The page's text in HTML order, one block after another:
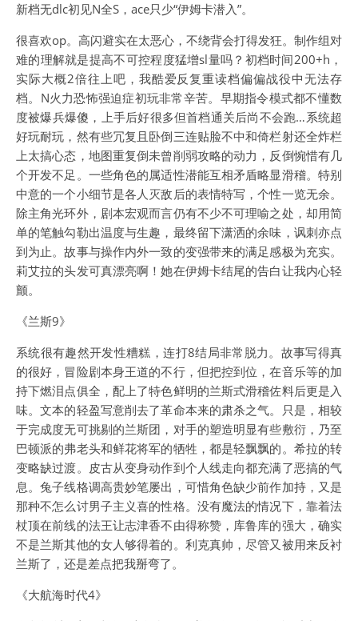
新档无dlc初见N全S，ace只少“伊姆卡潜入”。
很喜欢op。高闪避实在太恶心，不绕背会打得发狂。制作组对
难的理解就是提高不可控程度猛增sl量吗？初档时间200+h，
实际大概2倍往上吧，我酷爱反复重读档偏偏战役中无法存
档。N火力恐怖强迫症初玩非常辛苦。早期指令模式都不懂数
度被爆兵爆傻，上手后好很多但首档通关后尚不会跑…系统超
好玩耐玩，然有些冗复且卧倒三连贴脸不中和倚栏射还全炸栏
上太搞心态，地图重复倒未曾削弱攻略的动力，反倒惋惜有几
个开发不足。一些角色的属适性潜能互相矛盾略显滑稽。特别
中意的一个小细节是各人灭敌后的表情特写，个性一览无余。
除主角光环外，剧本宏观而言仍有不少不可理喻之处，却用简
单的笔触勾勒出温度与生趣，最终留下潇洒的余味，讽刺亦点
到为止。故事与操作内外一致的变强带来的满足感极为充实。
莉艾拉的头发可真漂亮啊！她在伊姆卡结尾的告白让我内心轻
颤。
《兰斯9》
系统很有趣然开发性糟糕，连打8结局非常脱力。故事写得真
的很好，冒险剧本身王道的不行，但把控到位，在音乐等的加
持下燃泪点俱全，配上了特色鲜明的兰斯式滑稽佐料后更是入
味。文本的轻盈写意削去了革命本来的肃杀之气。只是，相较
于完成度无可挑剔的兰斯团，对手的塑造明显有些敷衍，乃至
巴顿派的弗老头和鲜花将军的牺牲，都是轻飘飘的。希拉的转
变略缺过渡。皮古从变身动作到个人线走向都充满了恶搞的气
息。兔子线格调高贵妙笔屡出，可惜角色缺少前作加持，又是
那种不怎么讨男子主义喜的性格。没有魔法的情况下，靠着法
杖顶在前线的法王让志津香不由得称赞，库鲁库的强大，确实
不是兰斯其他的女人够得着的。利克真帅，尽管又被用来反衬
兰斯了，还是差点把我掰弯了。
《大航海时代4》